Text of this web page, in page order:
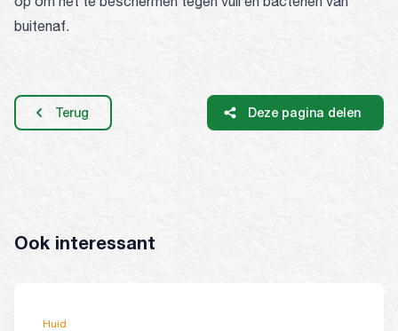
buitenaf.
Terug Deze pagina delen
Ook interessant
Huid